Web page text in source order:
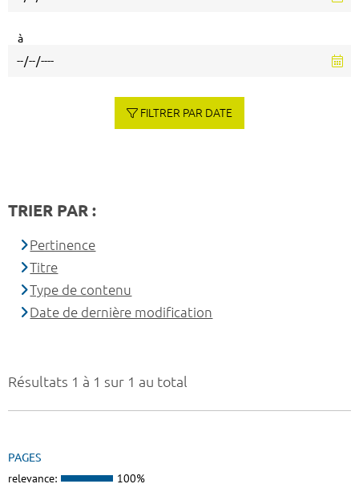
Résultats 1 à 1 sur 1 au total
PAGES
relevance: 100%
à
FILTRER PAR DATE
TRIER PAR :
Pertinence
Titre
Type de contenu
Date de dernière modification